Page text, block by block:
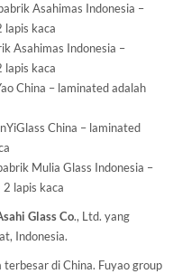
Asahimas Indonesia –
lapis kaca
Asahimas Indonesia –
lapis kaca
China – laminated adalah
China – laminated
Mulia Glass Indonesia –
lapis kaca
GlassCo., Ltd. yang
Indonesia.
di China. Fuyao group